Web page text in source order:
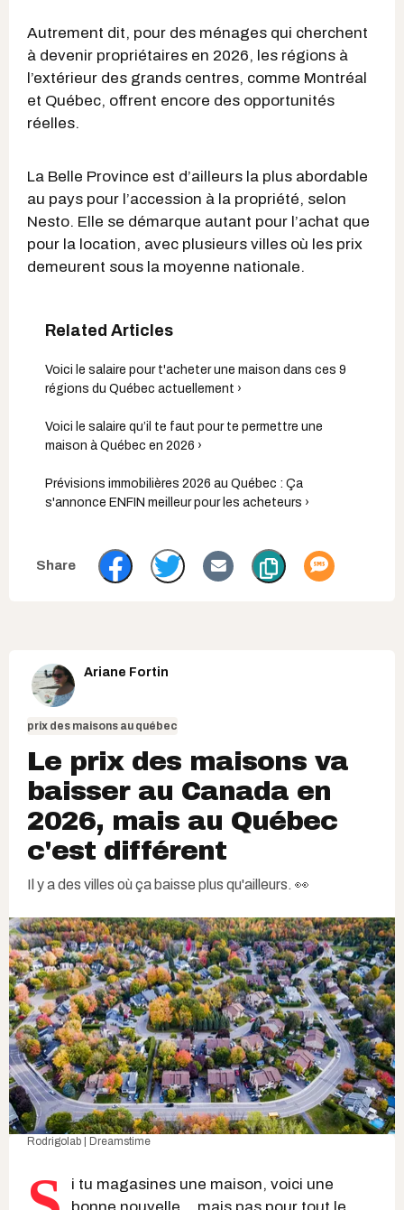
Autrement dit, pour des ménages qui cherchent
à devenir propriétaires en 2026, les régions à
l’extérieur des grands centres, comme Montréal
et Québec, offrent encore des opportunités
réelles.
La Belle Province est d’ailleurs la plus abordable
au pays pour l’accession à la propriété, selon
Nesto. Elle se démarque autant pour l’achat que
pour la location, avec plusieurs villes où les prix
demeurent sous la moyenne nationale.
Voici le salaire pour t'acheter une maison dans ces 9
régions du Québec actuellement ›
Voici le salaire qu’il te faut pour te permettre une
maison à Québec en 2026 ›
Prévisions immobilières 2026 au Québec : Ça
s'annonce ENFIN meilleur pour les acheteurs ›
Ariane Fortin
prix des maisons au québec
Le prix des maisons va
baisser au Canada en
2026, mais au Québec
c'est différent
Il y a des villes où ça baisse plus qu'ailleurs. 👀
Rodrigolab | Dreamstime
i tu magasines une maison, voici une